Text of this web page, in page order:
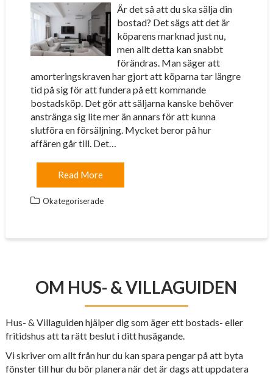
Är det så att du ska sälja din
bostad? Det sägs att det är
köparens marknad just nu,
men allt detta kan snabbt
förändras. Man säger att
amorteringskraven har gjort att köparna tar längre
tid på sig för att fundera på ett kommande
bostadsköp. Det gör att säljarna kanske behöver
anstränga sig lite mer än annars för att kunna
slutföra en försäljning. Mycket beror på hur
affären går till. Det…
Read More
Okategoriserade
OM HUS- & VILLAGUIDEN
Hus- & Villaguiden hjälper dig som äger ett bostads- eller
fritidshus att ta rätt beslut i ditt husägande.
Vi skriver om allt från hur du kan spara pengar på att byta
fönster till hur du bör planera när det är dags att uppdatera